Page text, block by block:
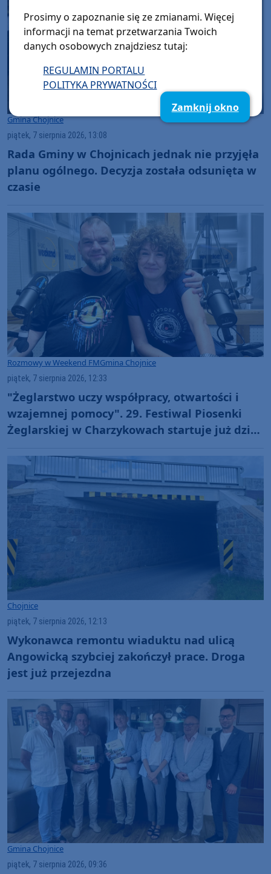
Gmina Chojnice
piątek, 7 sierpnia 2026, 13:08
Rada Gminy w Chojnicach jednak nie przyjęła
planu ogólnego. Decyzja została odsunięta w
czasie
Rozmowy w Weekend FMGmina Chojnice
piątek, 7 sierpnia 2026, 12:33
"Żeglarstwo uczy współpracy, otwartości i
wzajemnej pomocy". 29. Festiwal Piosenki
Żeglarskiej w Charzykowach startuje już dziś.
(ROZMOWA)
Chojnice
piątek, 7 sierpnia 2026, 12:13
Wykonawca remontu wiaduktu nad ulicą
Angowicką szybciej zakończył prace. Droga
jest już przejezdna
Gmina Chojnice
piątek, 7 sierpnia 2026, 09:36
Prosimy o zapoznanie się ze zmianami. Więcej
informacji na temat przetwarzania Twoich
danych osobowych znajdziesz tutaj:
REGULAMIN PORTALU
POLITYKA PRYWATNOŚCI
Zamknij okno